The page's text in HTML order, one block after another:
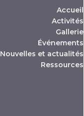
Accueil
Activités
Gallerie
Événements
Nouvelles et actualités
Ressources